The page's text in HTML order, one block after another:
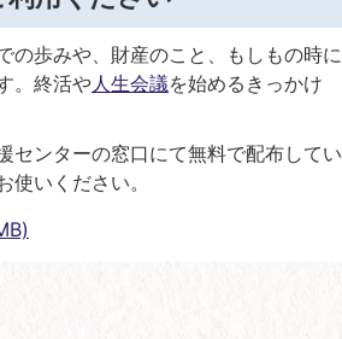
の歩みや、財産のこと、もしもの時に
。終活や人生会議を始めるきっかけ
センターの窓口にて無料で配布してい
いください。